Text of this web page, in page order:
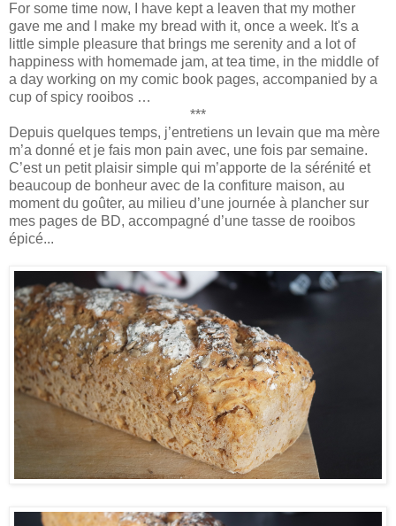
For some time now, I have kept a leaven that my mother
gave me and I make my bread with it, once a week. It's a
little simple pleasure that brings me serenity and a lot of
happiness with homemade jam, at tea time, in the middle of
a day working on my comic book pages, accompanied by a
cup of spicy rooibos …
***
Depuis quelques temps, j’entretiens un levain que ma mère
m’a donné et je fais mon pain avec, une fois par semaine.
C’est un petit plaisir simple qui m’apporte de la sérénité et
beaucoup de bonheur avec de la confiture maison, au
moment du goûter, au milieu d’une journée à plancher sur
mes pages de BD, accompagné d’une tasse de rooibos
épicé...